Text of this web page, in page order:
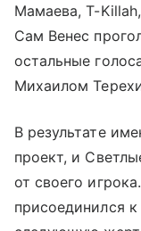
Мамаева, T-
Сам Венес
остальные
Михаилом
В результате
проект, и
от своего
присоединился